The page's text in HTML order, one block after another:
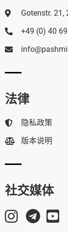
Gotenstr. 21,
+49 (0) 40
法律
隐私政策
版本说明
社交媒体